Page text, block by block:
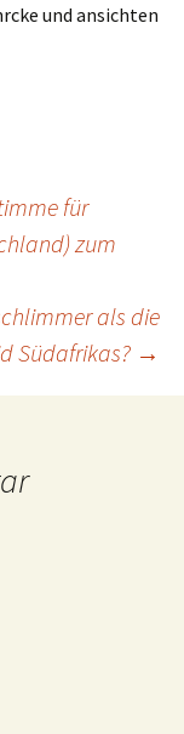
und ansichten
für
zum
als die
Südafrikas? →